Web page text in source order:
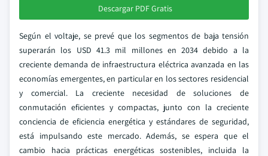
Descargar PDF Gratis
Según el voltaje, se prevé que los segmentos de baja tensión
superarán los USD 41.3 mil millones en 2034 debido a la
creciente demanda de infraestructura eléctrica avanzada en las
economías emergentes, en particular en los sectores residencial
y comercial. La creciente necesidad de soluciones de
conmutación eficientes y compactas, junto con la creciente
conciencia de eficiencia energética y estándares de seguridad,
está impulsando este mercado. Además, se espera que el
cambio hacia prácticas energéticas sostenibles, incluida la